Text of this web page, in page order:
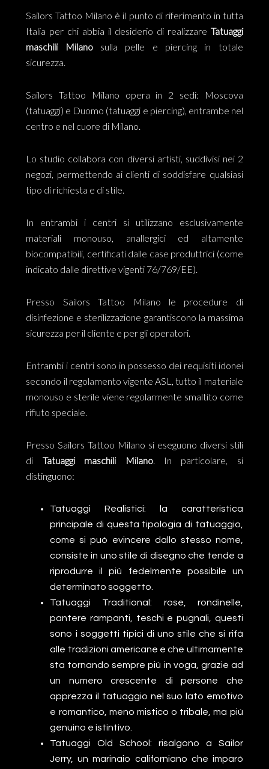
Sailors Tattoo Milano è il punto di riferimento in tutta
Italia per chi abbia il desiderio di realizzare Tatuaggi
maschili Milanosulla pelle e piercing in totale
sicurezza.
Sailors Tattoo Milano opera in 2 sedi: Moscova
(tatuaggi) e Duomo (tatuaggi e piercing), entrambe nel
centro e nel cuore di Milano.
Lo studio collabora con diversi artisti, suddivisi nei 2
negozi, permettendo ai clienti di soddisfare qualsiasi
tipo di richiesta e di stile.
In entrambi i centri si utilizzano esclusivamente
materiali monouso, anallergici ed altamente
biocompatibili, certificati dalle case produttrici (come
indicato dalle direttive vigenti 76/769/EE).
Presso Sailors Tattoo Milano le procedure di
disinfezione e sterilizzazione garantiscono la massima
sicurezza per il cliente e per gli operatori.
Entrambi i centri sono in possesso dei requisiti idonei
secondo il regolamento vigente ASL, tutto il materiale
monouso e sterile viene regolarmente smaltito come
rifiuto speciale.
Presso Sailors Tattoo Milano si eseguono diversi stili
di Tatuaggi maschili Milano. In particolare, si
distinguono:
Tatuaggi Realistici: la caratteristica
principale di questa tipologia di tatuaggio,
come si può evincere dallo stesso nome,
consiste in uno stile di disegno che tende a
riprodurre il più fedelmente possibile un
determinato soggetto.
Tatuaggi Traditional: rose, rondinelle,
pantere rampanti, teschi e pugnali, questi
sono i soggetti tipici di uno stile che si rifà
alle tradizioni americane e che ultimamente
sta tornando sempre più in voga, grazie ad
un numero crescente di persone che
apprezza il tatuaggio nel suo lato emotivo
e romantico, meno mistico o tribale, ma più
genuino e istintivo.
Tatuaggi Old School: risalgono a Sailor
Jerry, un marinaio californiano che imparò